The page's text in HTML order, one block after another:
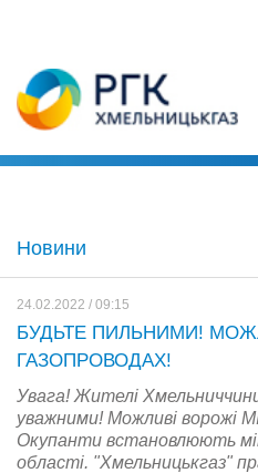
Новини
24.02.2022 / 09:15
БУДЬТЕ ПИЛЬНИМИ!
ГАЗОПРОВОДАХ!
Увага! Жителі
уважними! Можливі
Окупанти встановлюють
області. "Хмельницькгаз"